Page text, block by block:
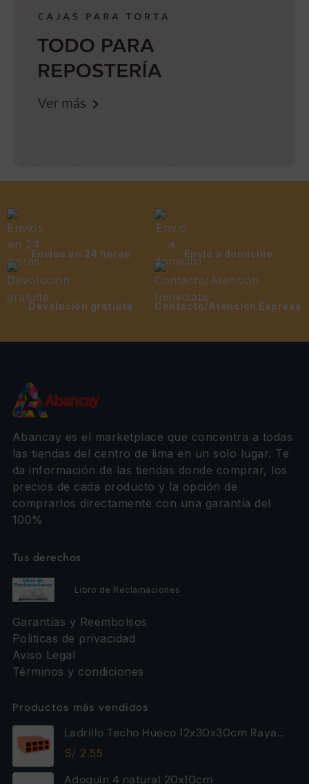
Envíos en 24 horas Envío a domicilio
Devolución gratuita Contacto/Atención Express
Abancay es el marketplace que concentra a todas
las tiendas del centro de lima en un solo lugar. Te
da información de las tiendas donde comprar, los
precios de cada producto y la opción de
comprarlos directamente con una garantía del
100%
Tus derechos
Libro de Reclamaciones
Garantías y Reembolsos
Politicas de privacidad
Aviso Legal
Términos y condiciones
Productos más vendidos
Ladrillo Techo Hueco 12x30x30cm Raya
Piramide
S/ 2.55
Adoquín 4 natural 20x10cm